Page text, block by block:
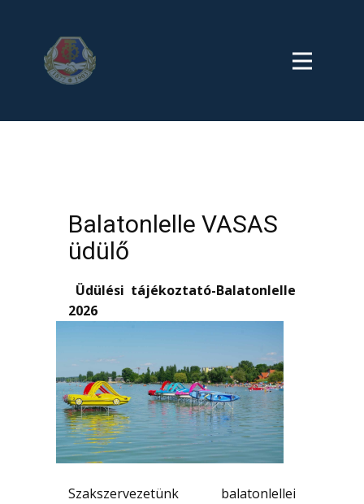
Balatonlelle VASAS
üdülő
Üdülési tájékoztató-Balatonlelle
2026
Szakszervezetünk balatonlellei